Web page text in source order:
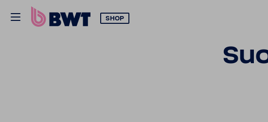
SHOP